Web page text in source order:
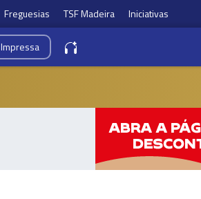
Freguesias TSF Madeira Iniciativas
Impressa